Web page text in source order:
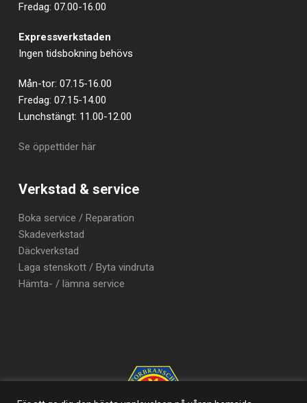
Fredag: 07.00-16.00
Expressverkstaden
Ingen tidsbokning behövs
Mån-tor: 07.15-16.00
Fredag: 07.15-14.00
Lunchstängt: 11.00-12.00
Se öppettider här
Verkstad & service
Boka service / Reparation
Skadeverkstad
Däckverkstad
Laga stenskott / Byta vindruta
Hämta- / lämna service